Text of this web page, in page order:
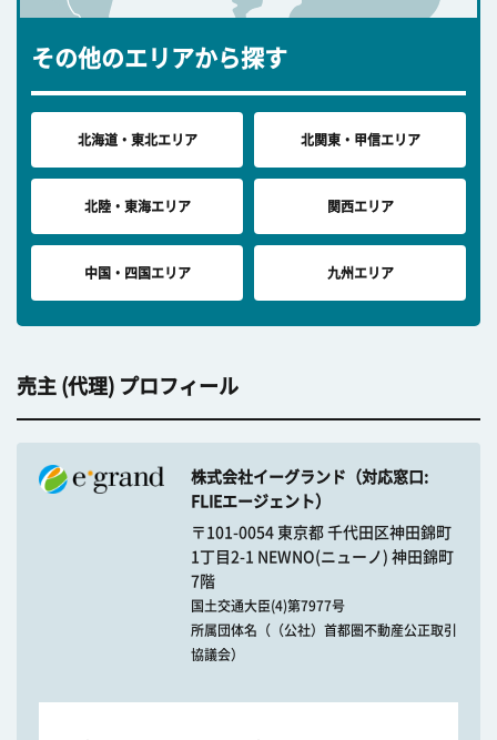
その他のエリアから探す
北海道・東北エリア 北関東・甲信エリア
北陸・東海エリア 関西エリア
中国・四国エリア 九州エリア
売主 (代理) プロフィール
株式会社イーグランド（対応窓口:
FLIEエージェント）
〒101-0054 東京都 千代田区神田錦町
1丁目2-1 NEWNO(ニューノ) 神田錦町
7階
国土交通大臣(4)第7977号
所属団体名（（公社）首都圏不動産公正取引
協議会）